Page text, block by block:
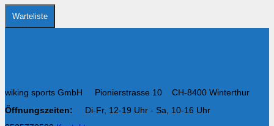
Warteliste
wiking sports GmbH Pionierstrasse 10 CH-8400 Winterthur
Öffnungszeiten:
Di-Fr, 12-19 Uhr - Sa, 10-16 Uhr